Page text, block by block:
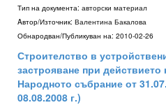
Тип на документа: авторски материал
Aвтор/Източник: Валентина Бакалова
Обнародван/Публикуван на: 2010-02-26
Строителство в
застрояване при
Народното събрание от
08.08.2008 г.)